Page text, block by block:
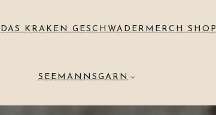
DAS KRAKEN GESCHWADER MERCH SHOP
SEEMANNSGARN